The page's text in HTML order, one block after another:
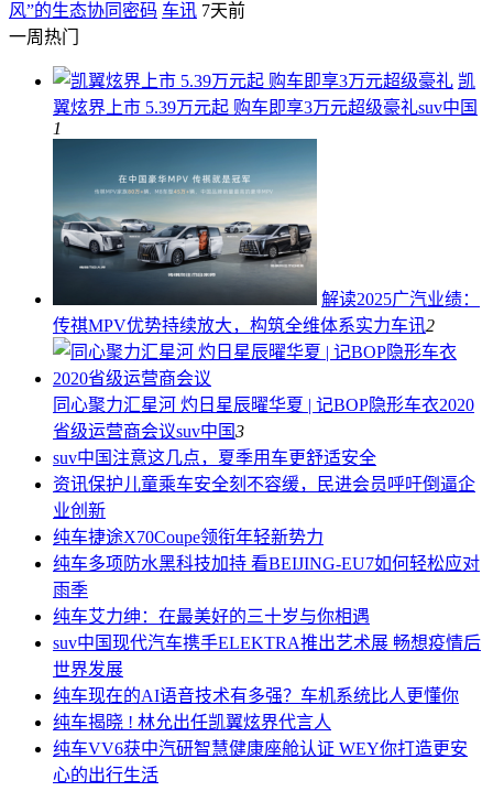
风”的生态协同密码 车讯 7天前
一周热门
凯
翼炫界上市 5.39万元起 购车即享3万元超级豪礼suv中国
1
解读2025广汽业绩：
传祺MPV优势持续放大，构筑全维体系实力车讯2
同心聚力汇星河 灼日星辰曜华夏 | 记BOP隐形车衣2020
省级运营商会议suv中国3
suv中国注意这几点，夏季用车更舒适安全
资讯保护儿童乘车安全刻不容缓，民进会员呼吁倒逼企
业创新
纯车捷途X70Coupe领衔年轻新势力
纯车多项防水黑科技加持 看BEIJING-EU7如何轻松应对
雨季
纯车艾力绅：在最美好的三十岁与你相遇
suv中国现代汽车携手ELEKTRA推出艺术展 畅想疫情后
世界发展
纯车现在的AI语音技术有多强？车机系统比人更懂你
纯车揭晓 ! 林允出任凯翼炫界代言人
纯车VV6获中汽研智慧健康座舱认证 WEY你打造更安
心的出行生活